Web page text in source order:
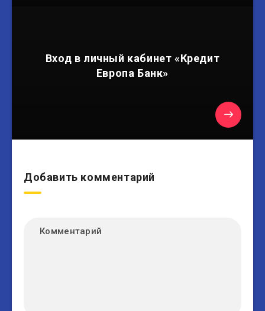
Вход в личный кабинет «Кредит
Европа Банк»
Добавить комментарий